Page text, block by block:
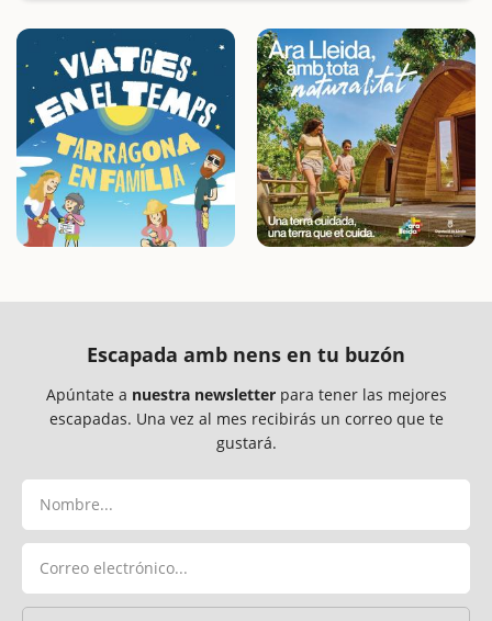
Escapada amb nens en tu buzón
Apúntate a nuestra newsletterpara tener las mejores
escapadas. Una vez al mes recibirás un correo que te
gustará.